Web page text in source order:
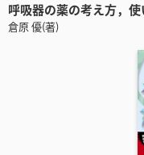
呼吸器の薬の考え方，使
倉原 優(著)